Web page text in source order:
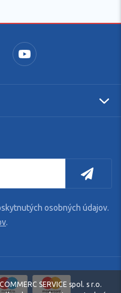
osobných údajov.
.
SERVICE spol. s r.o.